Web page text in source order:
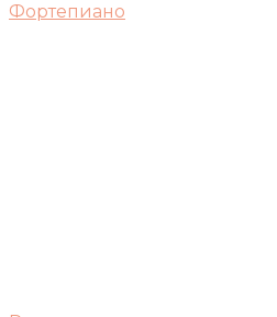
Фортепиано